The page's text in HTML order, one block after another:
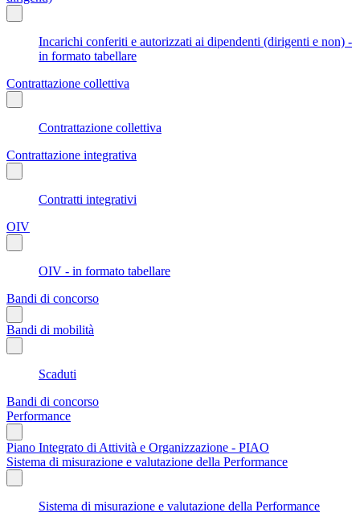
Incarichi conferiti e autorizzati ai dipendenti (dirigenti e non) -
in formato tabellare
Contrattazione collettiva
Contrattazione collettiva
Contrattazione integrativa
Contratti integrativi
OIV
OIV - in formato tabellare
Bandi di concorso
Bandi di mobilità
Scaduti
Bandi di concorso
Performance
Piano Integrato di Attività e Organizzazione - PIAO
Sistema di misurazione e valutazione della Performance
Sistema di misurazione e valutazione della Performance